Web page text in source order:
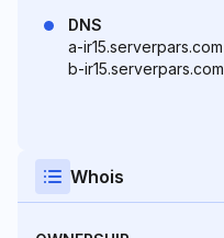
DNS
a-ir15.serverpars.com
b-ir15.serverpars.com
Whois